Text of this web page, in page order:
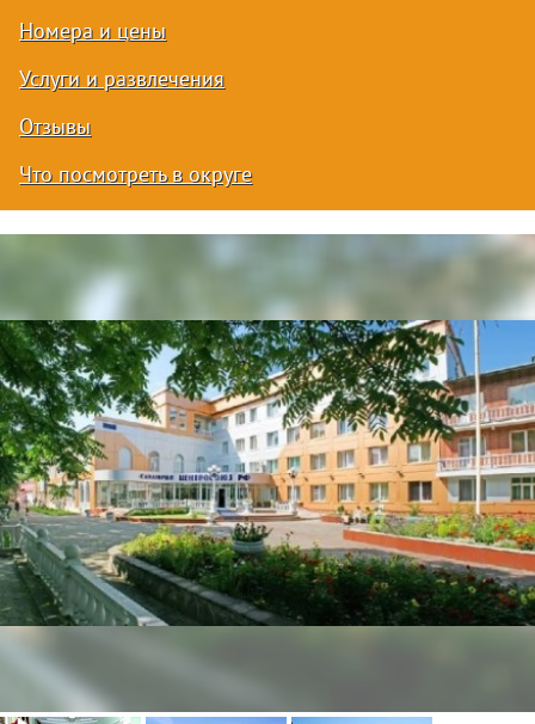
Номера и цены
Услуги и развлечения
Отзывы
Что посмотреть в округе